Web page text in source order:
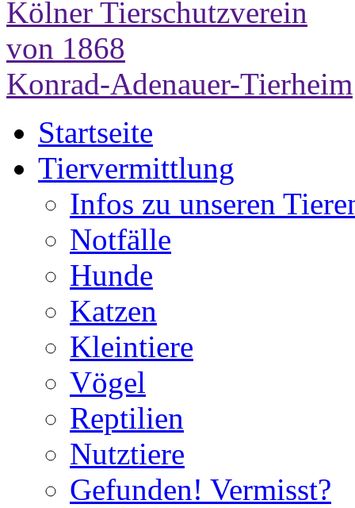
Kölner Tierschutzverein
von 1868
Konrad-Adenauer-Tierheim
Startseite
Tiervermittlung
Infos zu unseren
Notfälle
Hunde
Katzen
Kleintiere
Vögel
Reptilien
Nutztiere
Gefunden! Vermisst?